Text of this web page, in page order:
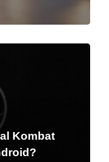
Kombat